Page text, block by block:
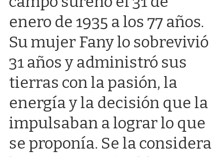
enero de 1935 a los 77 años.
Su mujer Fany lo sobrevivió
31 años y administró sus
tierras con la pasión, la
energía y la decisión que la
impulsaban a lograr lo que
se proponía. Se la considera